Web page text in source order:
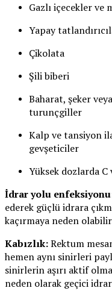
Gazlı içecekler ve
Yapay
Çikolata
Şili biberi
Baharat, şeker
turunçgiller
Kalp ve tansiyon
gevşeticiler
Yüksek dozlarda C
İdrar yolu
ederek güçlü idrara
kaçırmaya neden
Kabızlık:Rektum
hemen aynı sinirleri
sinirlerin aşırı aktif
neden olarak geçici